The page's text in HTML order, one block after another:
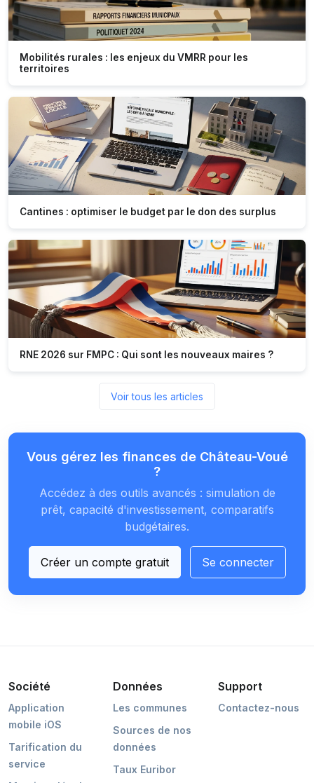
Mobilités rurales : les enjeux du VMRR pour les
territoires
Cantines : optimiser le budget par le don des surplus
RNE 2026 sur FMPC : Qui sont les nouveaux maires ?
Voir tous les articles
Vous gérez les finances de Château-Voué
?
Accédez à des outils avancés : simulation de
prêt, capacité d'investissement, comparatifs
budgétaires.
Créer un compte gratuit Se connecter
Société
Application
mobile iOS
Tarification du
service
Données
Les communes
Sources de nos
données
Taux Euribor
Support
Contactez-nous